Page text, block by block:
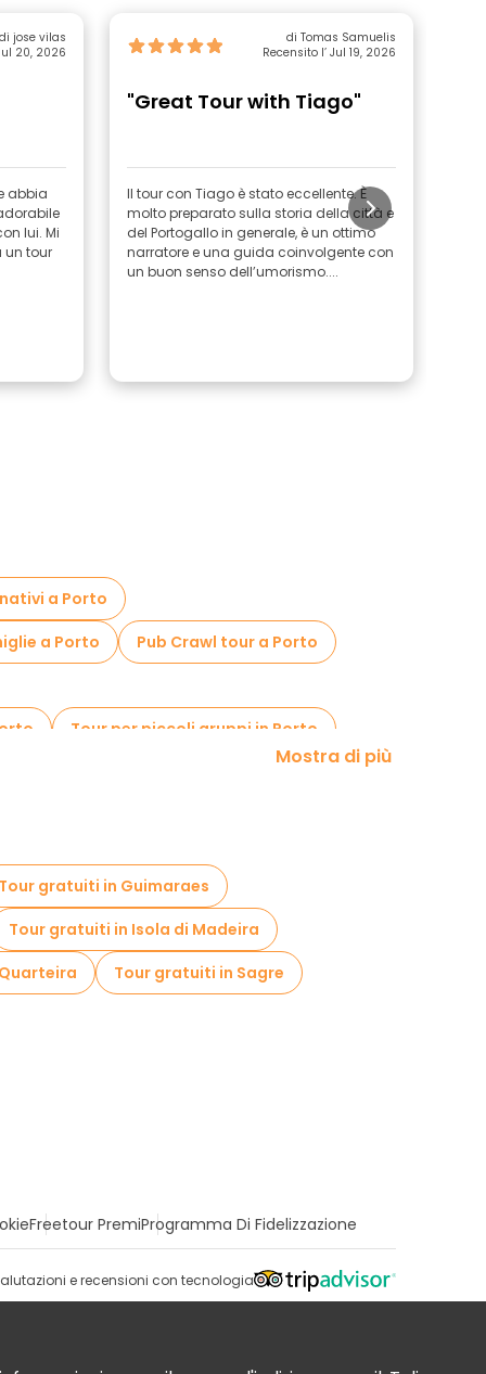
jose vilas
20, 2026
abbia
lui. Mi
un tour
di Tomas Samuelis
Recensito l’ Jul 19, 2026
"Great Tour with Tiago"
Il tour con Tiago è stato eccellente. È
molto preparato sulla storia della città e
del Portogallo in generale, è un ottimo
narratore e una guida coinvolgente con
un buon senso dell’umorismo....
a Porto
a Porto
Pub Crawl tour a Porto
Tour per piccoli gruppi in Porto
Mostra di più
gratuiti in Guimaraes
Tour gratuiti in Isola di Madeira
Tour gratuiti in Sagre
Freetour PremiProgramma Di Fidelizzazione
e recensioni con tecnologia